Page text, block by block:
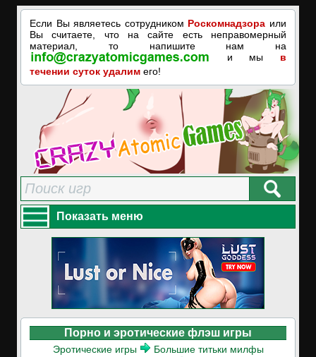
Если Вы являетесь сотрудником Роскомнадзора или
Вы считаете, что на сайте есть неправомерный
материал, то напишите нам на
и мы в
течении суток удалим его!
Показать меню
Порно и эротические флэш игры
Эротические игры
Большие титьки милфы